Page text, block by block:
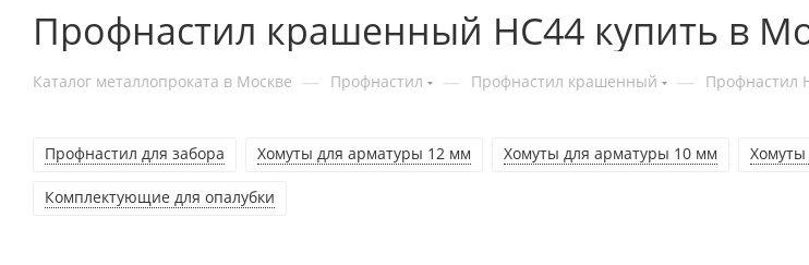
Профнастил крашенный HC44 купить в
Каталог металлопроката в Москве — Профнастил — Профнастил крашенный — Профнастил
Профнастил для забора Хомуты для арматуры 12 мм Хомуты для арматуры 10 мм
Комплектующие для опалубки